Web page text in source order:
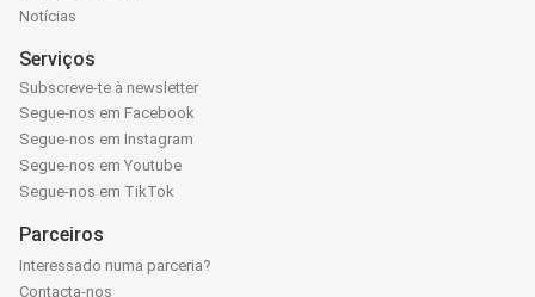
Notícias
Serviços
Subscreve-te à newsletter
Segue-nos em Facebook
Segue-nos em Instagram
Segue-nos em Youtube
Segue-nos em TikTok
Parceiros
Interessado numa parceria?
Contacta-nos